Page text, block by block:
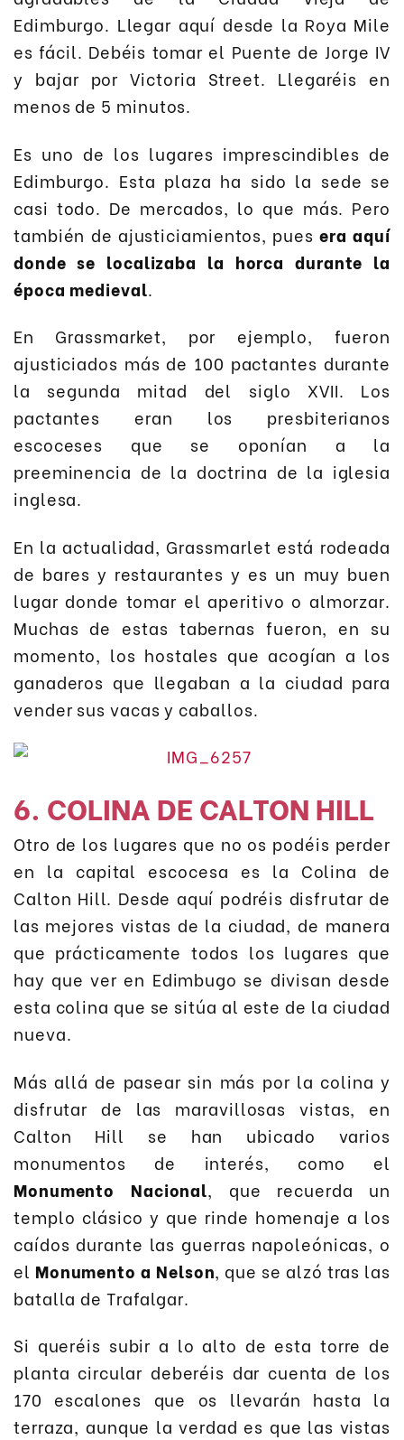
Edimburgo. Llegar aquí desde la Roya Mile
es fácil. Debéis tomar el Puente de Jorge IV
y bajar por Victoria Street. Llegaréis en
menos de 5 minutos.
Es uno de los lugares imprescindibles de
Edimburgo. Esta plaza ha sido la sede se
casi todo. De mercados, lo que más. Pero
también de ajusticiamientos, puesera aquí
donde se localizaba la horca durante la
época medieval.
En Grassmarket, por ejemplo, fueron
ajusticiados más de 100 pactantes durante
la segunda mitad del siglo XVII. Los
pactantes eran los presbiterianos
escoceses que se oponían a la
preeminencia de la doctrina de la iglesia
inglesa.
En la actualidad, Grassmarlet está rodeada
de bares y restaurantes y es un muy buen
lugar donde tomar el aperitivo o almorzar.
Muchas de estas tabernas fueron, en su
momento, los hostales que acogían a los
ganaderos que llegaban a la ciudad para
vender sus vacas y caballos.
6. COLINA DE CALTON HILL
Otro de los lugares que no os podéis perder
en la capital escocesa es la Colina de
Calton Hill. Desde aquí podréis disfrutar de
las mejores vistas de la ciudad, de manera
que prácticamente todos los lugares que
hay que ver en Edimbugo se divisan desde
esta colina que se sitúa al este de la ciudad
nueva.
Más allá de pasear sin más por la colina y
disfrutar de las maravillosas vistas, en
Calton Hill se han ubicado varios
monumentos de interés, como el
Monumento Nacional, que recuerda un
templo clásico y que rinde homenaje a los
caídos durante las guerras napoleónicas, o
el Monumento a Nelson, que se alzó tras las
batalla de Trafalgar.
Si queréis subir a lo alto de esta torre de
planta circular deberéis dar cuenta de los
170 escalones que os llevarán hasta la
terraza, aunque la verdad es que las vistas